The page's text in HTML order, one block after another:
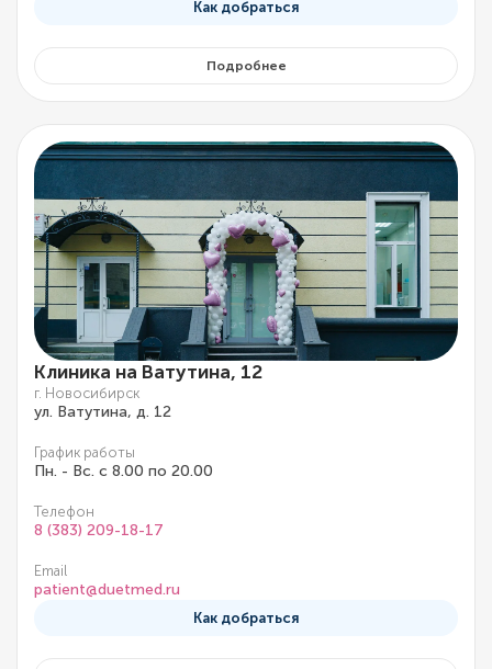
Как добраться
Подробнее
Клиника на Ватутина, 12
г. Новосибирск
ул. Ватутина, д. 12
График работы
Пн. - Вс. с 8.00 по 20.00
Телефон
8 (383) 209-18-17
Email
patient@duetmed.ru
Как добраться